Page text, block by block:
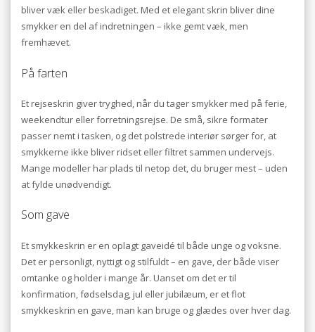
bliver væk eller beskadiget. Med et elegant skrin bliver dine
smykker en del af indretningen – ikke gemt væk, men
fremhævet.
På farten
Et rejseskrin giver tryghed, når du tager smykker med på ferie,
weekendtur eller forretningsrejse. De små, sikre formater
passer nemt i tasken, og det polstrede interiør sørger for, at
smykkerne ikke bliver ridset eller filtret sammen undervejs.
Mange modeller har plads til netop det, du bruger mest – uden
at fylde unødvendigt.
Som gave
Et smykkeskrin er en oplagt gaveidé til både unge og voksne.
Det er personligt, nyttigt og stilfuldt – en gave, der både viser
omtanke og holder i mange år. Uanset om det er til
konfirmation, fødselsdag, jul eller jubilæum, er et flot
smykkeskrin en gave, man kan bruge og glædes over hver dag.